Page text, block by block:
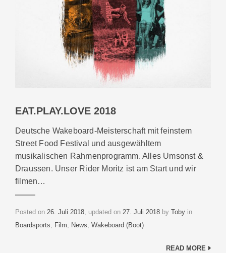
EAT.PLAY.LOVE 2018
Deutsche Wakeboard-Meisterschaft mit feinstem
Street Food Festival und ausgewähltem
musikalischen Rahmenprogramm. Alles Umsonst &
Draussen. Unser Rider Moritz ist am Start und wir
filmen…
Posted on 26. Juli 2018, updated on 27. Juli 2018 by Toby inCategories
Boardsports, Film, News, Wakeboard (Boot)
READ MORE